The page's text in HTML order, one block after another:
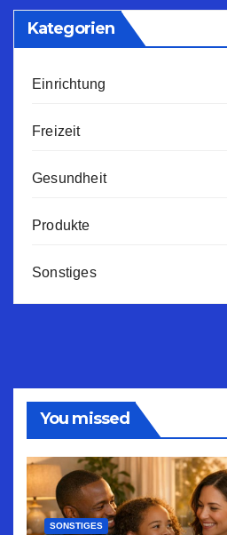
Kategorien
Einrichtung
Freizeit
Gesundheit
Produkte
Sonstiges
You missed
SONSTIGES